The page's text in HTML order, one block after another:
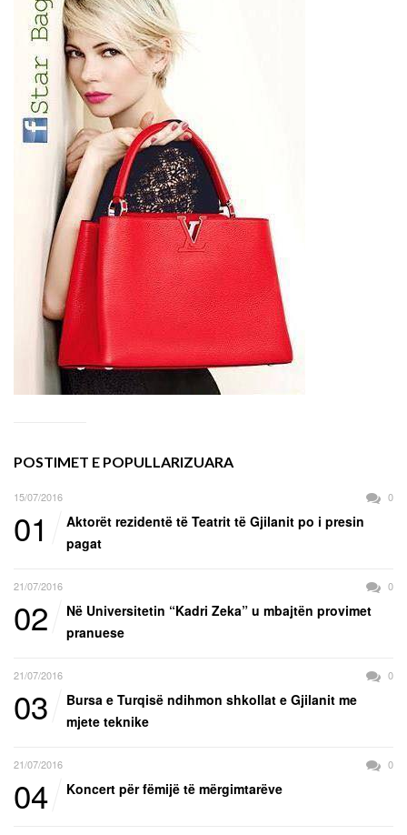
POSTIMET E POPULLARIZUARA
15/07/2016 0
01
Aktorët rezidentë të Teatrit të Gjilanit po i presin
pagat
21/07/2016 0
02
Në Universitetin “Kadri Zeka” u mbajtën provimet
pranuese
21/07/2016 0
03
Bursa e Turqisë ndihmon shkollat e Gjilanit me
mjete teknike
21/07/2016 0
04 Koncert për fëmijë të mërgimtarëve